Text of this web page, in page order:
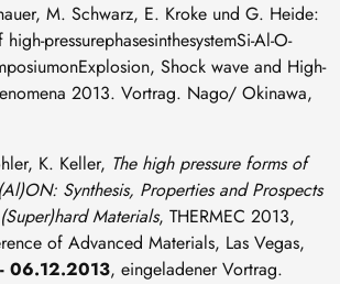
M. Schwarz, E. Kroke und G. Heide:
pressurephasesinthesystemSi-Al-O-
Shock wave and High-
2013. Vortrag. Nago/ Okinawa,
K. Keller, The high pressure forms of
Synthesis, Properties and Prospects
Materials, THERMEC 2013,
of Advanced Materials, Las Vegas,
06.12.2013, eingeladener Vortrag.